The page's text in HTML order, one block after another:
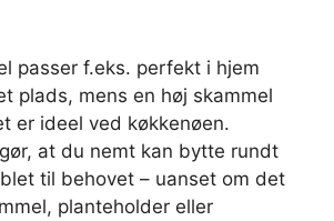
passer f.eks. perfekt i hjem
plads, mens en høj skammel
er ideel ved køkkenøen.
at du nemt kan bytte rundt
til behovet – uanset om det
planteholder eller